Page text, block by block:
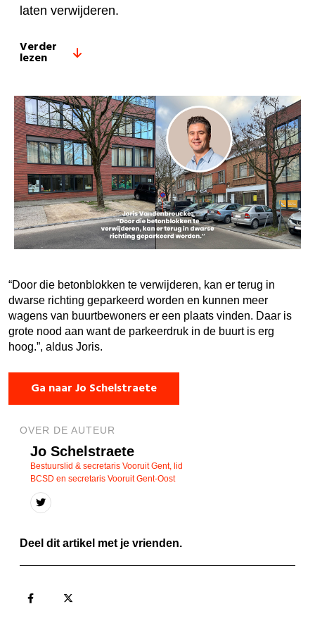
laten verwijderen.
Verder
lezen
“Door die betonblokken te verwijderen, kan er terug in
dwarse richting geparkeerd worden en kunnen meer
wagens van buurtbewoners er een plaats vinden. Daar is
grote nood aan want de parkeerdruk in de buurt is erg
hoog.”, aldus Joris.
Ga naar Jo Schelstraete
OVER DE AUTEUR
Jo Schelstraete
Bestuurslid & secretaris Vooruit Gent, lid
BCSD en secretaris Vooruit Gent-Oost
Deel dit artikel met je vrienden.